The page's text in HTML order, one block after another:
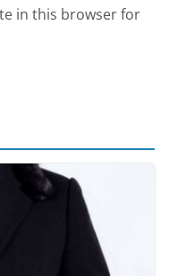
in this browser for